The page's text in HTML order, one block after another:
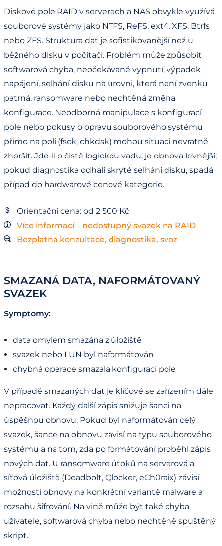
Diskové pole RAID v serverech a NAS obvykle využívá
souborové systémy jako NTFS, ReFS, ext4, XFS, Btrfs
nebo ZFS. Struktura dat je sofistikovanější než u
běžného disku v počítači. Problém může způsobit
softwarová chyba, neočekávané vypnutí, výpadek
napájení, selhání disku na úrovni, která není zvenku
patrná, ransomware nebo nechtěná změna
konfigurace. Neodborná manipulace s konfigurací
pole nebo pokusy o opravu souborového systému
přímo na poli (fsck, chkdsk) mohou situaci nevratně
zhoršit. Jde-li o čistě logickou vadu, je obnova levnější;
pokud diagnostika odhalí skryté selhání disku, spadá
případ do hardwarové cenové kategorie.
Orientační cena: od 2 500 Kč
Více informací – nedostupný svazek na RAID
Bezplatná konzultace, diagnostika, svoz
SMAZANÁ DATA, NAFORMÁTOVANÝ
SVAZEK
Symptomy:
data omylem smazána z úložiště
svazek nebo LUN byl naformátován
chybná operace smazala konfiguraci pole
V případě smazaných dat je klíčové se zařízením dále
nepracovat. Každý další zápis snižuje šanci na
úspěšnou obnovu. Pokud byl naformátován celý
svazek, šance na obnovu závisí na typu souborového
systému a na tom, zda po formátování proběhl zápis
nových dat. U ransomware útoků na serverová a
síťová úložiště (Deadbolt, Qlocker, eCh0raix) závisí
možnosti obnovy na konkrétní variantě malware a
rozsahu šifrování. Na vině může být také chyba
uživatele, softwarová chyba nebo nechtěně spuštěný
skript.